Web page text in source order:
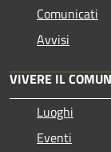
Comunicati
Avvisi
VIVERE IL
Luoghi
Eventi